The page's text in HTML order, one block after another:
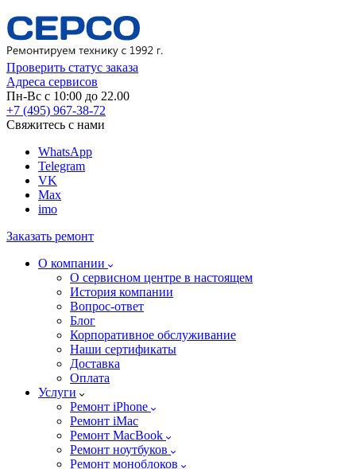
Проверить статус заказа
Адреса сервисов
Пн-Вс с 10:00 до 22.00
+7 (495) 967-38-72
Свяжитесь с нами
WhatsApp
Telegram
VK
Max
imo
Заказать ремонт
О компании
О сервисном центре в настоящем
История компании
Вопрос-ответ
Блог
Корпоративное обслуживание
Наши сертификаты
Доставка
Оплата
Услуги
Ремонт iPhone
Ремонт iMac
Ремонт MacBook
Ремонт ноутбуков
Ремонт моноблоков